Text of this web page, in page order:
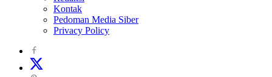
Kontak
Pedoman Media Siber
Privacy Policy